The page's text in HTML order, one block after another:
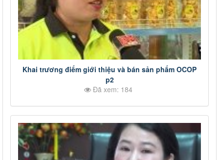
Khai trương điểm giới thiệu và bán sản phẩm OCOP
p2
Đã xem: 184